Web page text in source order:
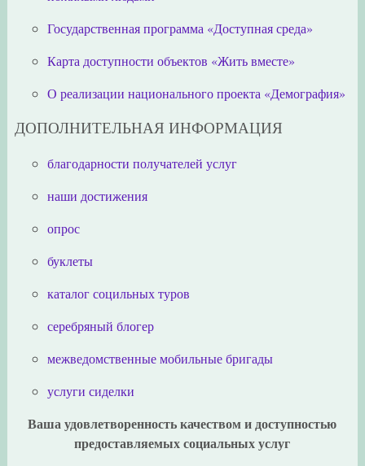
Государственная программа «Доступная среда»
Карта доступности объектов «Жить вместе»
О реализации национального проекта «Демография»
ДОПОЛНИТЕЛЬНАЯ ИНФОРМАЦИЯ
благодарности получателей услуг
наши достижения
опрос
буклеты
каталог социльных туров
серебряный блогер
межведомственные мобильные бригады
услуги сиделки
Ваша удовлетворенность качеством и доступностью
предоставляемых социальных услуг